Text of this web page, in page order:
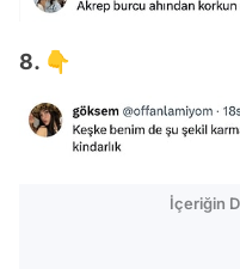
8. 👇
İçeriğin